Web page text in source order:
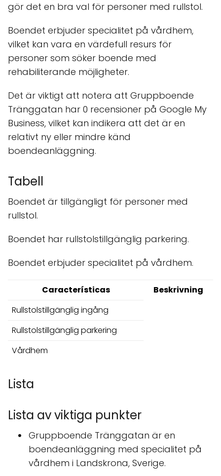
gör det en bra val för personer med rullstol.
Boendet erbjuder specialitet på vårdhem,
vilket kan vara en värdefull resurs för
personer som söker boende med
rehabiliterande möjligheter.
Det är viktigt att notera att Gruppboende
Tränggatan har 0 recensioner på Google My
Business, vilket kan indikera att det är en
relativt ny eller mindre känd
boendeanläggning.
Tabell
Boendet är tillgängligt för personer med
rullstol.
Boendet har rullstolstillgänglig parkering.
Boendet erbjuder specialitet på vårdhem.
Características
Beskrivning
Rullstolstillgänglig ingång
Rullstolstillgänglig parkering
Vårdhem
Lista
Lista av viktiga punkter
Gruppboende Tränggatan är en
boendeanläggning med specialitet på
vårdhem i Landskrona, Sverige.